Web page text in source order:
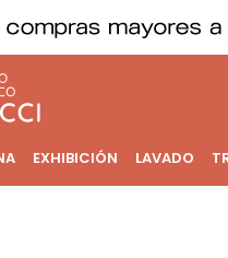
EXHIBICIÓN LAVADO